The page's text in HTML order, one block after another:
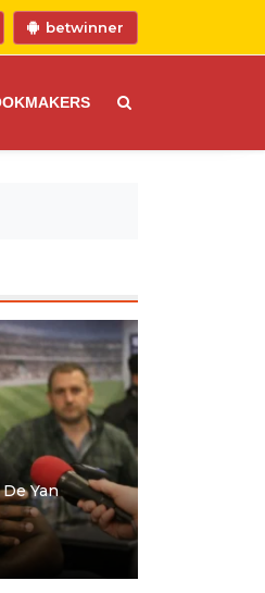
betwinner
Yan